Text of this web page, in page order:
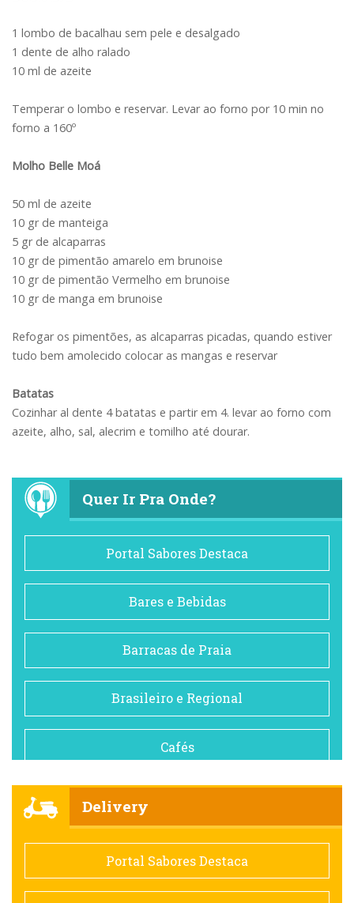
1 lombo de bacalhau sem pele e desalgado
1 dente de alho ralado
10 ml de azeite
Temperar o lombo e reservar. Levar ao forno por 10 min no
forno a 160º
Molho Belle Moá
50 ml de azeite
10 gr de manteiga
5 gr de alcaparras
10 gr de pimentão amarelo em brunoise
10 gr de pimentão Vermelho em brunoise
10 gr de manga em brunoise
Refogar os pimentões, as alcaparras picadas, quando estiver
tudo bem amolecido colocar as mangas e reservar
Batatas
Cozinhar al dente 4 batatas e partir em 4. levar ao forno com
azeite, alho, sal, alecrim e tomilho até dourar.
Quer Ir Pra Onde?
Portal Sabores Destaca
Bares e Bebidas
Barracas de Praia
Brasileiro e Regional
Cafés
Comida saudável
Contemporânea
Delivery
Portal Sabores Destaca